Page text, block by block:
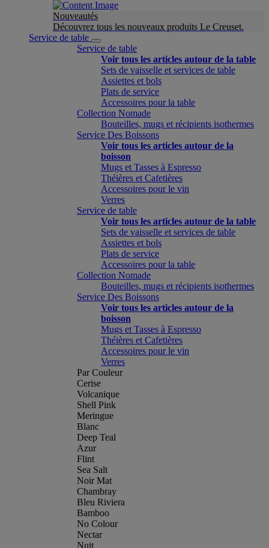
Nouveautés
Découvrez tous les nouveaux produits Le Creuset.
Service de table
Service de table
Voir tous les articles autour de la table
Sets de vaisselle et services de table
Assiettes et bols
Plats de service
Accessoires pour la table
Collection Nomade
Bouteilles, mugs et récipients isothermes
Service Des Boissons
Voir tous les articles autour de la
boisson
Mugs et Tasses à Espresso
Théières et Cafetières
Accessoires pour le vin
Verres
Service de table
Voir tous les articles autour de la table
Sets de vaisselle et services de table
Assiettes et bols
Plats de service
Accessoires pour la table
Collection Nomade
Bouteilles, mugs et récipients isothermes
Service Des Boissons
Voir tous les articles autour de la
boisson
Mugs et Tasses à Espresso
Théières et Cafetières
Accessoires pour le vin
Verres
Par Couleur
Cerise
Volcanique
Shell Pink
Meringue
Blanc
Deep Teal
Azur
Flint
Sea Salt
Noir Mat
Chambray
Bleu Riviera
Bamboo
No Colour
Nectar
Nuit